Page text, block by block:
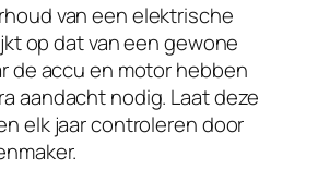
van een elektrische
op dat van een gewone
de accu en motor hebben
aandacht nodig. Laat deze
elk jaar controleren door